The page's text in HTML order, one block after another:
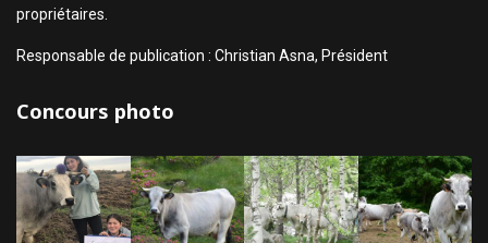
propriétaires.
Responsable de publication : Christian Asna, Président
Concours photo